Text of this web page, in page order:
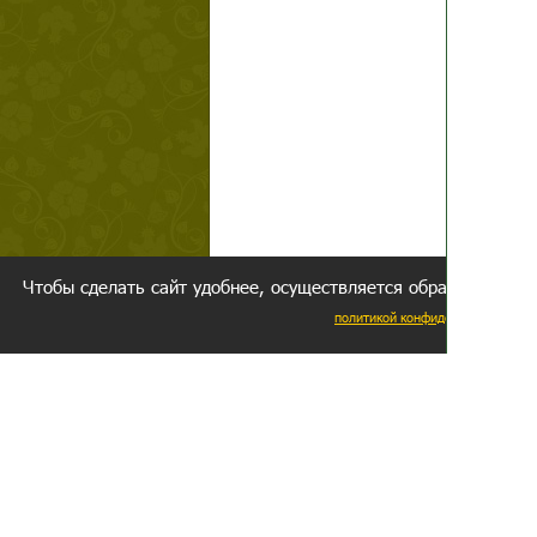
Чтобы сделать сайт удобнее, осуществляется обработка и
политикой конфиденциальности